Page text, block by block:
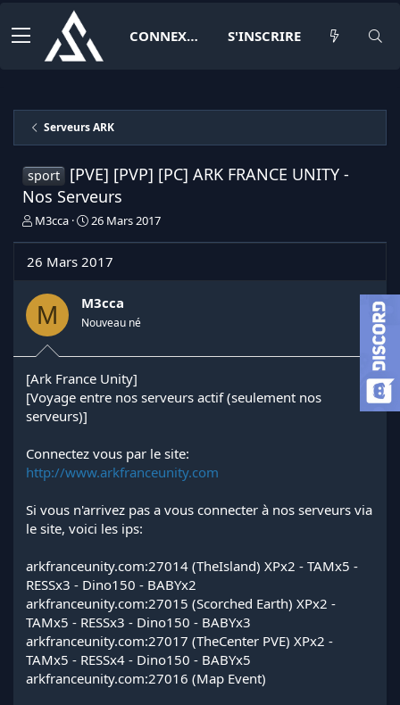
CONNEXION S'INSCRIRE
Serveurs ARK
sport
[PVE] [PVP] [PC] ARK FRANCE UNITY -
Nos Serveurs
I
t
a
e
u
d
e
l
i
s
u
s
o
n
M3cca
D
e
e
é
t
26 Mars 2017
26 Mars 2017
M M3cca
Nouveau né
[Ark France Unity]
[Voyage entre nos serveurs actif (seulement nos
serveurs)]
Connectez vous par le site:
http://www.arkfranceunity.com
Si vous n'arrivez pas a vous connecter à nos serveurs via
le site, voici les ips:
arkfranceunity.com:27014 (TheIsland) XPx2 - TAMx5 -
RESSx3 - Dino150 - BABYx2
arkfranceunity.com:27015 (Scorched Earth) XPx2 -
TAMx5 - RESSx3 - Dino150 - BABYx3
arkfranceunity.com:27017 (TheCenter PVE) XPx2 -
TAMx5 - RESSx4 - Dino150 - BABYx5
arkfranceunity.com:27016 (Map Event)